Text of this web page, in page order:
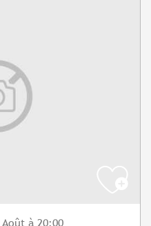
Août à 20:00